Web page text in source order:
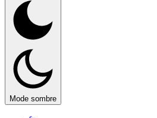
Mode sombre